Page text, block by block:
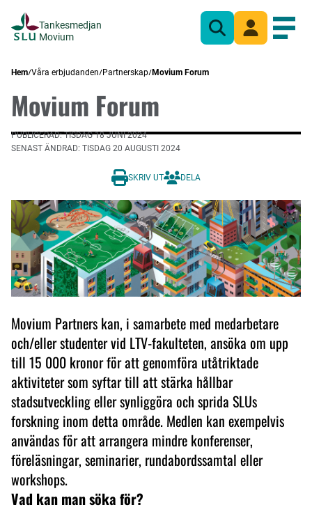
Tankesmedjan
Movium
Sök Mina sidor
Hem Våra erbjudanden Partnerskap Movium Forum
Movium Forum
PUBLICERAD: TISDAG 18 JUNI 2024
SENAST ÄNDRAD: TISDAG 20 AUGUSTI 2024
SKRIV UT DELA
Movium Partners kan, i samarbete med medarbetare
och/eller studenter vid LTV-fakulteten, ansöka om upp
till 15 000 kronor för att genomföra utåtriktade
aktiviteter som syftar till att stärka hållbar
stadsutveckling eller synliggöra och sprida SLUs
forskning inom detta område. Medlen kan exempelvis
användas för att arrangera mindre konferenser,
föreläsningar, seminarier, rundabordssamtal eller
workshops.
Vad kan man söka för?